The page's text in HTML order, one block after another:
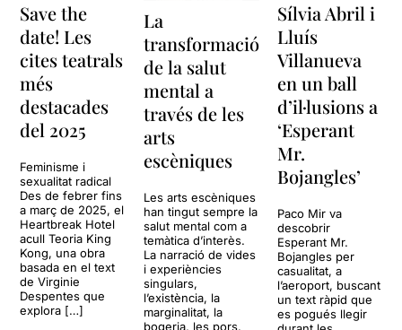
Save the
date! Les
cites teatrals
més
destacades
del 2025
Feminisme i
sexualitat radical
Des de febrer fins
a març de 2025, el
Heartbreak Hotel
acull Teoria King
Kong, una obra
basada en el text
de Virginie
Despentes que
explora […]
La
transformació
de la salut
mental a
través de les
arts
escèniques
Les arts escèniques
han tingut sempre la
salut mental com a
temàtica d’interès.
La narració de vides
i experiències
singulars,
l’existència, la
marginalitat, la
bogeria, les pors.
Sílvia Abril i
Lluís
Villanueva
en un ball
d’il·lusions a
‘Esperant
Mr.
Bojangles’
Paco Mir va
descobrir
Esperant Mr.
Bojangles per
casualitat, a
l’aeroport, buscant
un text ràpid que
es pogués llegir